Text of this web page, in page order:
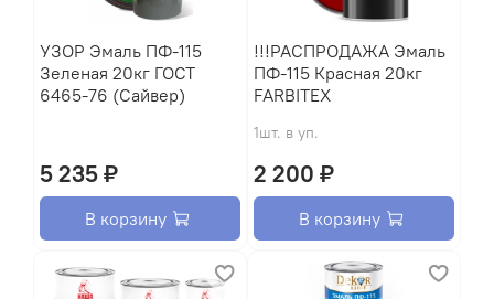
УЗОР Эмаль ПФ-115
Зеленая 20кг ГОСТ
6465-76 (Сайвер)
5 235 ₽
В корзину
!!!РАСПРОДАЖА Эмаль
ПФ-115 Красная 20кг
FARBITEX
1шт. в уп.
2 200 ₽
В корзину